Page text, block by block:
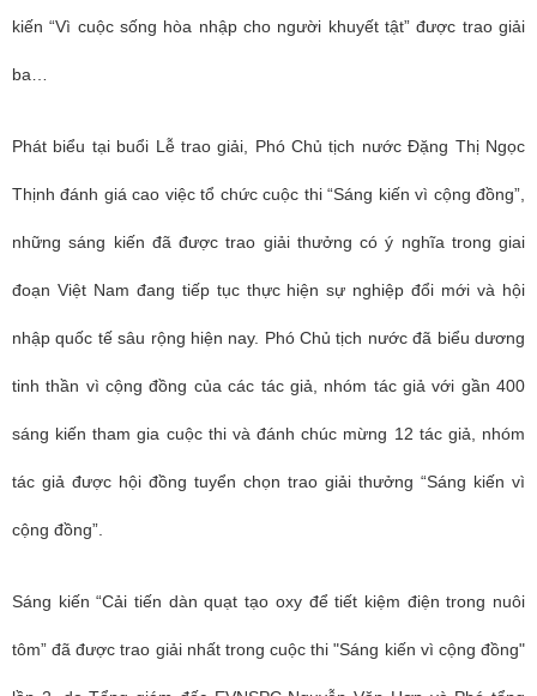
kiến “Vì cuộc sống hòa nhập cho người khuyết tật” được trao giải
ba…
Phát biểu tại buổi Lễ trao giải, Phó Chủ tịch nước Đặng Thị Ngọc
Thịnh đánh giá cao việc tổ chức cuộc thi “Sáng kiến vì cộng đồng”,
những sáng kiến đã được trao giải thưởng có ý nghĩa trong giai
đoạn Việt Nam đang tiếp tục thực hiện sự nghiệp đổi mới và hội
nhập quốc tế sâu rộng hiện nay. Phó Chủ tịch nước đã biểu dương
tinh thần vì cộng đồng của các tác giả, nhóm tác giả với gần 400
sáng kiến tham gia cuộc thi và đánh chúc mừng 12 tác giả, nhóm
tác giả được hội đồng tuyển chọn trao giải thưởng “Sáng kiến vì
cộng đồng”.
Sáng kiến “Cải tiến dàn quạt tạo oxy để tiết kiệm điện trong nuôi
tôm” đã được trao giải nhất trong cuộc thi "Sáng kiến vì cộng đồng"